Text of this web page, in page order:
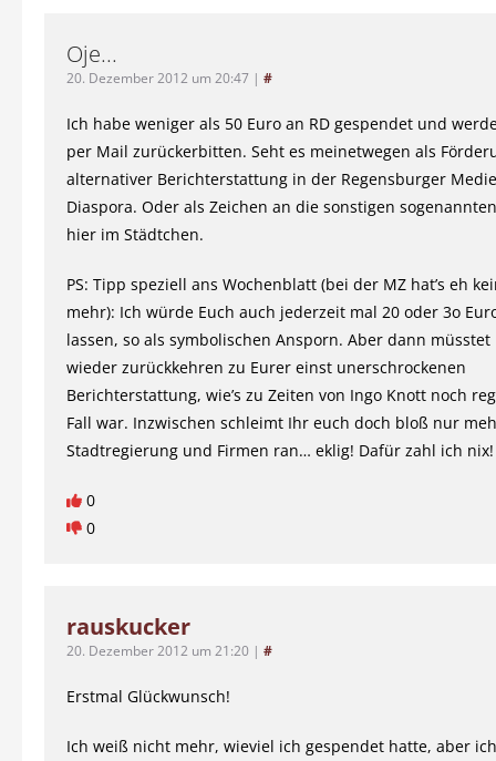
Oje...
20. Dezember 2012 um 20:47 | #
Ich habe weniger als 50 Euro an RD gespendet und
per Mail zurückerbitten. Seht es meinetwegen als
alternativer Berichterstattung in der Regensburger
Diaspora. Oder als Zeichen an die sonstigen
hier im Städtchen.
PS: Tipp speziell ans Wochenblatt (bei der MZ hat’s eh
mehr): Ich würde Euch auch jederzeit mal 20 oder 3o
lassen, so als symbolischen Ansporn. Aber dann
wieder zurückkehren zu Eurer einst unerschrockenen
Berichterstattung, wie’s zu Zeiten von Ingo Knott noch
Fall war. Inzwischen schleimt Ihr euch doch bloß nur
Stadtregierung und Firmen ran… eklig! Dafür zahl ich nix!
0
0
rauskucker
20. Dezember 2012 um 21:20 | #
Erstmal Glückwunsch!
Ich weiß nicht mehr, wieviel ich gespendet hatte, aber